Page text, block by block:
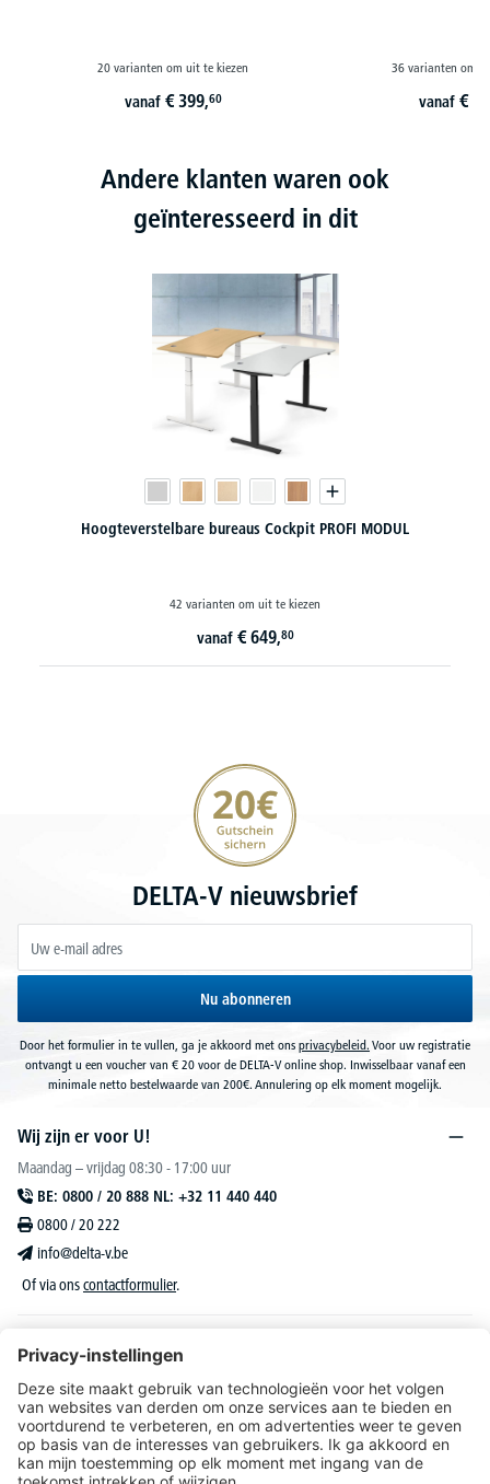
20 varianten om uit te kiezen
vanaf € 399,60
36 varianten om
vanaf €
Andere klanten waren ook
geïnteresseerd in dit
Hoogteverstelbare bureaus Cockpit PROFI MODUL
42 varianten om uit te kiezen
vanaf € 649,80
20€ korting verzekeren
DELTA-V nieuwsbrief
Nu abonneren
Door het formulier in te vullen, ga je akkoord met ons privacybeleid. Voor uw registratie
ontvangt u een voucher van € 20 voor de DELTA-V online shop. Inwisselbaar vanaf een
minimale netto bestelwaarde van 200€. Annulering op elk moment mogelijk.
Wij zijn er voor U!
Maandag – vrijdag 08:30 - 17:00 uur
BE: 0800 / 20 888 NL: +32 11 440 440
0800 / 20 222
info@delta-v.be
Of via onscontactformulier.
DELTA-V Lucas
Klantenservice
Over DELTA-V